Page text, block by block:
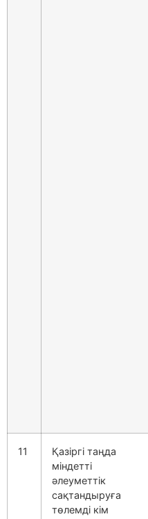
11
Қазіргі таңда
міндетті
әлеуметтік
сақтандыруға
төлемді кім